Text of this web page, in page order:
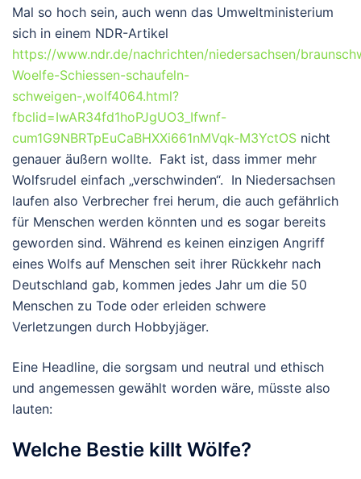
Mal so hoch sein, auch wenn das Umweltministerium
sich in einem NDR-Artikel
https://www.ndr.de/nachrichten/niedersachsen/
Woelfe-Schiessen-schaufeln-
schweigen-,wolf4064.html?
fbclid=IwAR34fd1hoPJgUO3_Ifwnf-
cum1G9NBRTpEuCaBHXXi661nMVqk-M3YctOS nicht
genauer äußern wollte. Fakt ist, dass immer mehr
Wolfsrudel einfach „verschwinden“. In Niedersachsen
laufen also Verbrecher frei herum, die auch gefährlich
für Menschen werden könnten und es sogar bereits
geworden sind. Während es keinen einzigen Angriff
eines Wolfs auf Menschen seit ihrer Rückkehr nach
Deutschland gab, kommen jedes Jahr um die 50
Menschen zu Tode oder erleiden schwere
Verletzungen durch Hobbyjäger.
Eine Headline, die sorgsam und neutral und ethisch
und angemessen gewählt worden wäre, müsste also
lauten:
Welche Bestie killt Wölfe?